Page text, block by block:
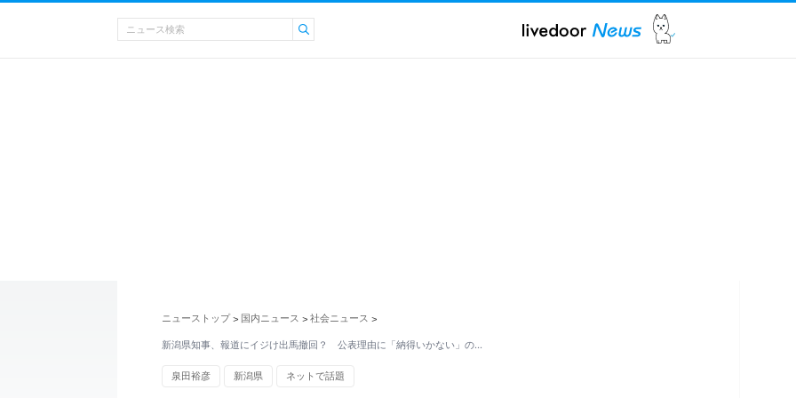
ニューストップ > 国内ニュース > 社会ニュース >
新潟県知事、報道にイジけ出馬撤回？ 公表理由に「納得いかない」の…
泉田裕彦 新潟県 ネットで話題